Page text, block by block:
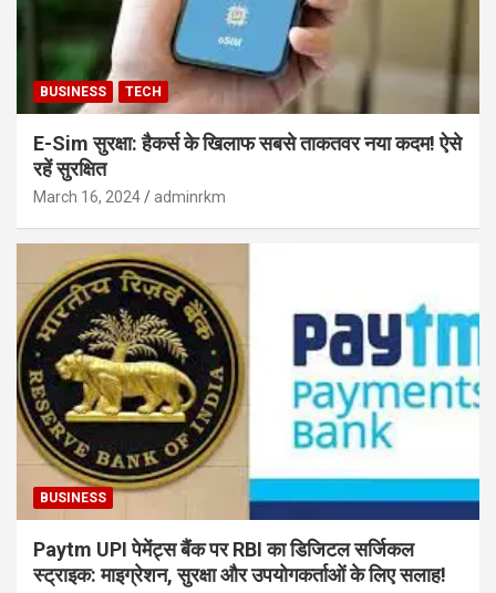
BUSINESS TECH
E-Sim सुरक्षा: हैकर्स के खिलाफ सबसे ताकतवर नया कदम! ऐसे
रहें सुरक्षित
March 16, 2024 adminrkm
BUSINESS
Paytm UPI पेमेंट्स बैंक पर RBI का डिजिटल सर्जिकल
स्ट्राइक: माइग्रेशन, सुरक्षा और उपयोगकर्ताओं के लिए सलाह!